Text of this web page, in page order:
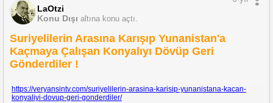
LaOtzi
Konu Dışı altına konu açtı.
Suriyelilerin Arasına Karışıp Yunanistan'a
Kaçmaya Çalışan Konyalıyı Dövüp Geri
Gönderdiler !
https://veryansintv.com/suriyelilerin-arasina-karisip-yunanistana-kacan-
konyaliyi-dovup-geri-gonderdiler/